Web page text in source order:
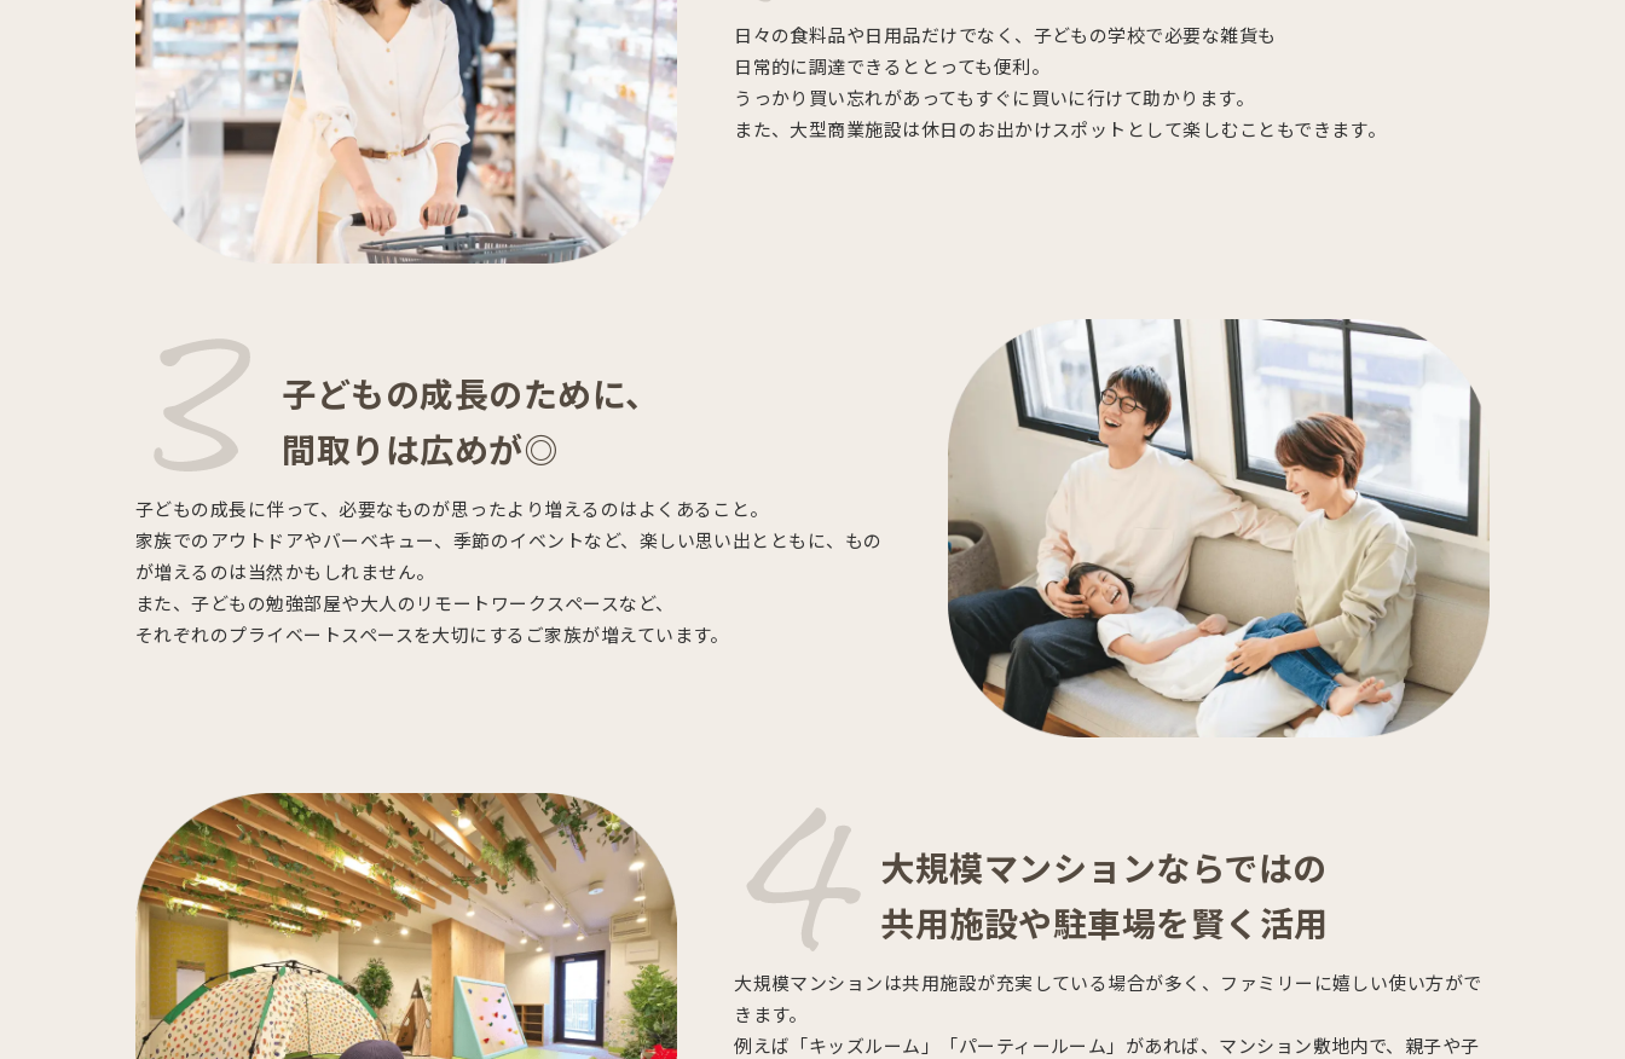
日々の食料品や日用品だけでなく、子どもの学校で必要な雑貨も
日常的に調達できるととっても便利。
うっかり買い忘れがあってもすぐに買いに行けて助かります。
また、大型商業施設は休日のお出かけスポットとして楽しむこともできます。
子どもの成長のために、
間取りは広めが◎
子どもの成長に伴って、必要なものが思ったより増えるのはよくあること。
家族でのアウトドアやバーベキュー、季節のイベントなど、楽しい思い出とともに、もの
が増えるのは当然かもしれません。
また、子どもの勉強部屋や大人のリモートワークスペースなど、
それぞれのプライベートスペースを大切にするご家族が増えています。
大規模マンションならではの
共用施設や駐車場を賢く活用
大規模マンションは共用施設が充実している場合が多く、ファミリーに嬉しい使い方がで
きます。
例えば「キッズルーム」「パーティールーム」があれば、マンション敷地内で、親子や子